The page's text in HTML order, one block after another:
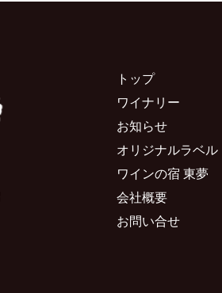
トップ
ワイナリー
お知らせ
オリジナルラベル
ワインの宿 東夢
会社概要
お問い合せ